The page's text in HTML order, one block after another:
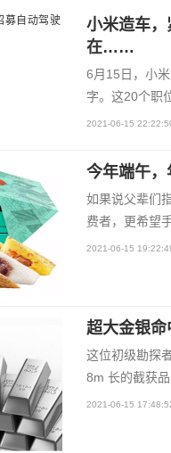
小米造车
在……
6月15日，小
字。这20个职
2021-06-15
今年端午，
如果说父辈们
费者，更希望
2021-06-15
超大金银
这位初级勘探
8m 长的截获
2021-06-15